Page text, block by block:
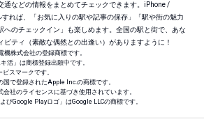
通などの情報をまとめてチェックできます。iPhone /
れば、「お気に入りの駅や記事の保存」「駅や街の魅力
へのチェックイン」も楽しめます。全国の駅と街で、あな
ピティ（素敵な偶然との出逢い）がありますように！
機株式会社の登録商標です。
活」は商標登録出願中です。
スマークです。
国で登録されたApple Inc.の商標です。
社のライセンスに基づき使用されています。
びGoogle Playロゴ」はGoogle LLCの商標です。